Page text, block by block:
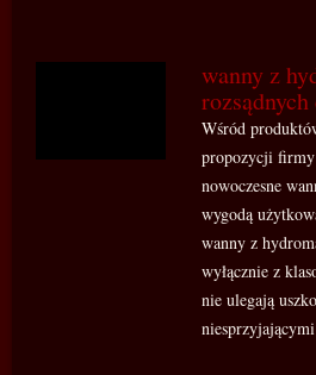
wanny z
rozsądnych
Wśród
propozycji firmy
nowoczesne
wygodą
wanny z
wyłącznie z
nie ulegają